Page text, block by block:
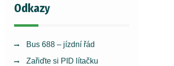
Odkazy
Bus 688 – jízdní řád
Zařiďte si PID lítačku